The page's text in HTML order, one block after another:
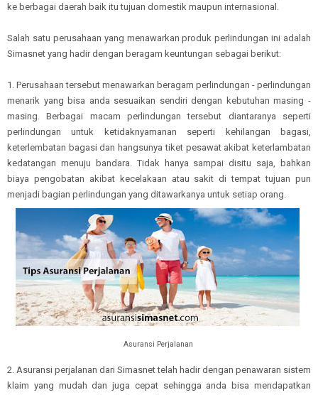
ke berbagai daerah baik itu tujuan domestik maupun internasional.
Salah satu perusahaan yang menawarkan produk perlindungan ini adalah
Simasnet yang hadir dengan beragam keuntungan sebagai berikut:
1. Perusahaan tersebut menawarkan beragam perlindungan - perlindungan
menarik yang bisa anda sesuaikan sendiri dengan kebutuhan masing -
masing. Berbagai macam perlindungan tersebut diantaranya seperti
perlindungan untuk ketidaknyamanan seperti kehilangan bagasi,
keterlembatan bagasi dan hangsunya tiket pesawat akibat keterlambatan
kedatangan menuju bandara. Tidak hanya sampai disitu saja, bahkan
biaya pengobatan akibat kecelakaan atau sakit di tempat tujuan pun
menjadi bagian perlindungan yang ditawarkanya untuk setiap orang.
Asuransi Perjalanan
2. Asuransi perjalanan dari Simasnet telah hadir dengan penawaran sistem
klaim yang mudah dan juga cepat sehingga anda bisa mendapatkan